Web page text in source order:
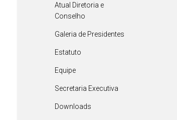
Atual Diretoria e
Conselho
Galeria de Presidentes
Estatuto
Equipe
Secretaria Executiva
Downloads